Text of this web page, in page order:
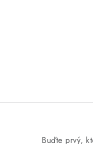
Buďte prvý,